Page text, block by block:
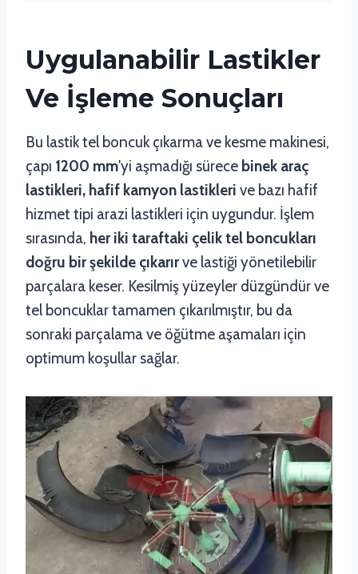
Uygulanabilir Lastikler
Ve İşleme Sonuçları
Bu lastik tel boncuk çıkarma ve kesme makinesi,
çapı 1200 mm'yi aşmadığı sürece binek araç
lastikleri, hafif kamyon lastikleri ve bazı hafif
hizmet tipi arazi lastikleri için uygundur. İşlem
sırasında, her iki taraftaki çelik tel boncukları
doğru bir şekilde çıkarırve lastiği yönetilebilir
parçalara keser. Kesilmiş yüzeyler düzgündür ve
tel boncuklar tamamen çıkarılmıştır, bu da
sonraki parçalama ve öğütme aşamaları için
optimum koşullar sağlar.